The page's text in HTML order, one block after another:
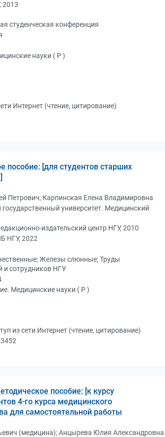
2013
студенческая конференция
науки ( Р )
Интернет (чтение, цитирование)
[для студентов старших
Петрович; Карпинская Елена Владимировна
университет. Медицинский
издательский центр НГУ, 2010
НГУ, 2022
Железы слюнные; Труды
и сотрудников НГУ
Медицинские науки ( Р )
из сети Интернет (чтение, цитирование)
пособие: [к курсу
4-го курса медицинского
для самостоятельной работы
(медицина); Анцырева Юлия Александровна